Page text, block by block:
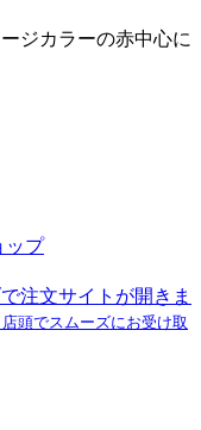
ジカラーの赤中心に
ップ
で注文サイトが開きま
頭でスムーズにお受け取